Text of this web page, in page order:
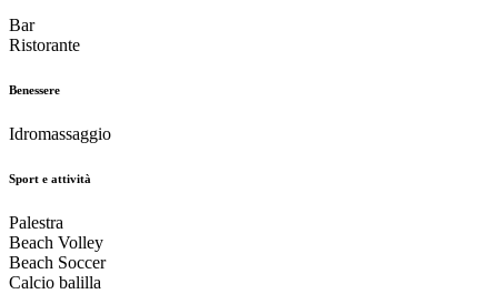
Bar
Ristorante
Benessere
Idromassaggio
Sport e attività
Palestra
Beach Volley
Beach Soccer
Calcio balilla